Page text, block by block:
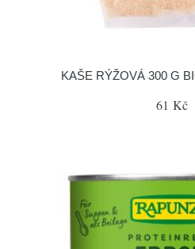
KAŠE RÝŽOVÁ 300 G
61 Kč